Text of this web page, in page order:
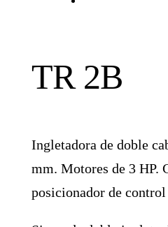
TR 2B
Ingletadora de doble
mm. Motores de 3 HP.
posicionador de